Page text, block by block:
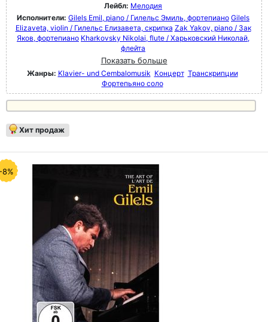
Лейбл: Мелодия
Исполнители: Gilels Emil, piano / Гилельс Эмиль, фортепиано Gilels
Elizaveta, violin / Гилельс Елизавета, скрипка Zak Yakov, piano / Зак
Яков, фортепиано Kharkovsky Nikolai, flute / Харьковский Николай,
флейта
Показать больше
Жанры: Klavier- und Cembalomusik Концерт Транскрипции
Фортепьяно соло
Хит продаж
8%